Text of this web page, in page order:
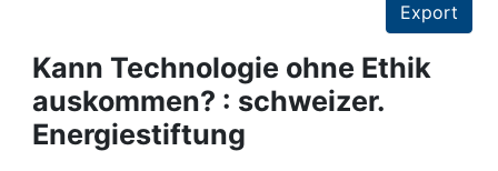
Projects
People
Export
Kann Technologie ohne Ethik
auskommen? : schweizer.
Energiestiftung